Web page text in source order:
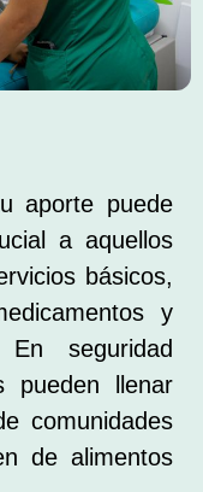
aporte puede
a aquellos
básicos,
y
seguridad
pueden llenar
comunidades
de alimentos